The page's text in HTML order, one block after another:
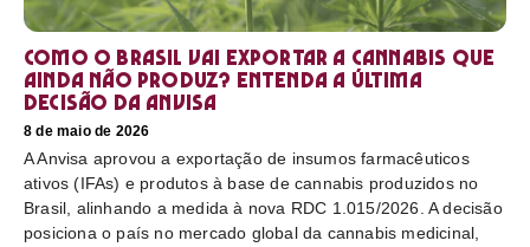
Como o Brasil vai exportar a cannabis que
ainda não produz? Entenda a última
decisão da Anvisa
8 de maio de 2026
A Anvisa aprovou a exportação de insumos farmacêuticos
ativos (IFAs) e produtos à base de cannabis produzidos no
Brasil, alinhando a medida à nova RDC 1.015/2026. A decisão
posiciona o país no mercado global da cannabis medicinal,